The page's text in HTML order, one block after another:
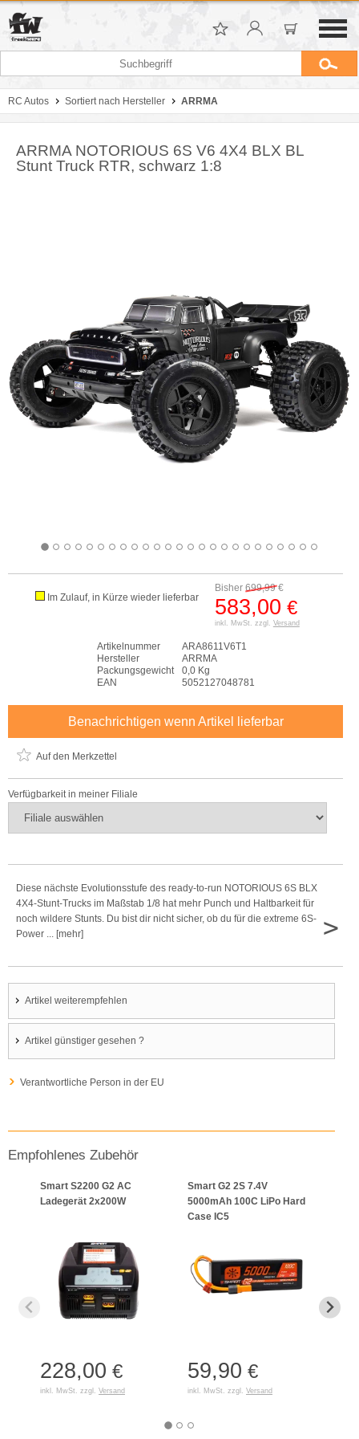
RC Autos Sortiert nach Hersteller ARRMA
ARRMA NOTORIOUS 6S V6 4X4 BLX BL
Stunt Truck RTR, schwarz 1:8
Bisher 699,99€
583,00 €
inkl. MwSt. zzgl. Versand
Im Zulauf, in Kürze wieder lieferbar
Artikelnummer
ARA8611V6T1
Hersteller
ARRMA
Packungsgewicht
0,0 Kg
EAN
5052127048781
Benachrichtigen wenn Artikel lieferbar
Auf den Merkzettel
Verfügbarkeit in meiner Filiale
Diese nächste Evolutionsstufe des ready-to-run NOTORIOUS 6S BLX
4X4-Stunt-Trucks im Maßstab 1/8 hat mehr Punch und Haltbarkeit für
noch wildere Stunts. Du bist dir nicht sicher, ob du für die extreme 6S-
Power ... [mehr]
>
Artikel weiterempfehlen
Artikel günstiger gesehen ?
Verantwortliche Person in der EU
Empfohlenes Zubehör
Smart S2200 G2 AC
Ladegerät 2x200W
228,00 €
inkl. MwSt. zzgl. Versand
Smart G2 2S 7.4V
5000mAh 100C LiPo Hard
Case IC5
59,90 €
inkl. MwSt. zzgl. Versand